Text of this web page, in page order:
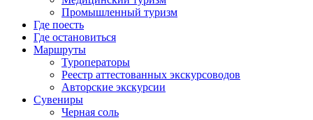
Промышленный туризм
Где поесть
Где остановиться
Маршруты
Туроператоры
Реестр аттестованных экскурсоводов
Авторские экскурсии
Сувениры
Черная соль